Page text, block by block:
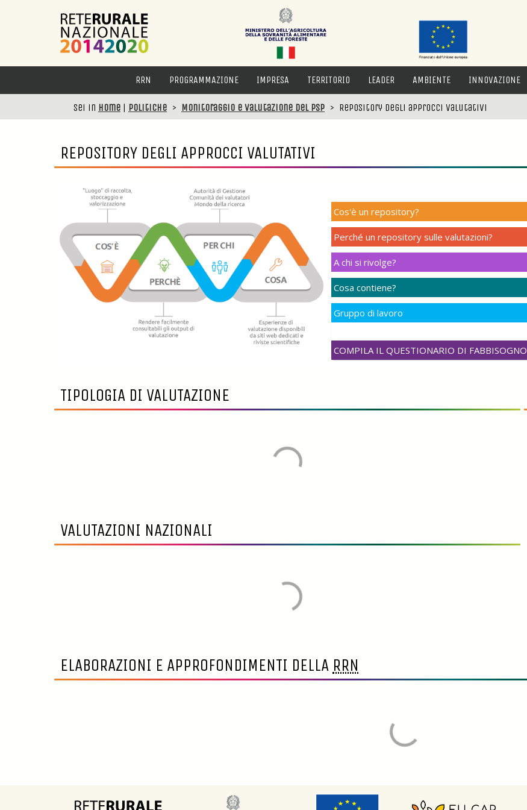
RRN PROGRAMMAZIONE IMPRESA TERRITORIO LEADER AMBIENTE INNOVAZIONE
Sei in Home | Politiche > Monitoraggio e valutazione del PSP > Repository degli approcci valutativi
REPOSITORY DEGLI APPROCCI VALUTATIVI
Cos'è un repository?
Perché un repository sulle valutazioni?
A chi si rivolge?
Cosa contiene?
Gruppo di lavoro
COMPILA IL QUESTIONARIO DI FABBISOGNO
TIPOLOGIA DI VALUTAZIONE
VALUTAZIONI NAZIONALI
ELABORAZIONI E APPROFONDIMENTI DELLA RRN